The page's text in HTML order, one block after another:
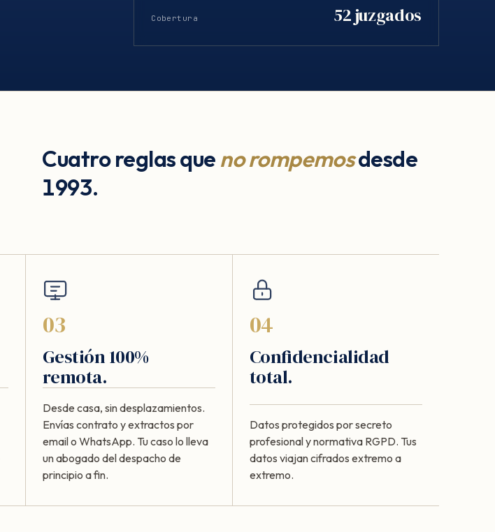
Cobertura 52 juzgados
Cuatro reglas que no rompemosdesde
1993.
03
Gestión 100%
remota.
Desde casa, sin desplazamientos.
Envías contrato y extractos por
email o WhatsApp. Tu caso lo lleva
un abogado del despacho de
principio a fin.
04
Confidencialidad
total.
Datos protegidos por secreto
profesional y normativa RGPD. Tus
datos viajan cifrados extremo a
extremo.